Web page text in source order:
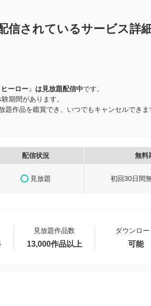
信されているサービス詳細
ーロー』 は見放題配信中です。
期間があります。
作品を鑑賞でき、いつでもキャンセルできま
配信状況 無料
見放題 初回30日間
見放題作品数 ダウンロー
13,000作品以上 可能